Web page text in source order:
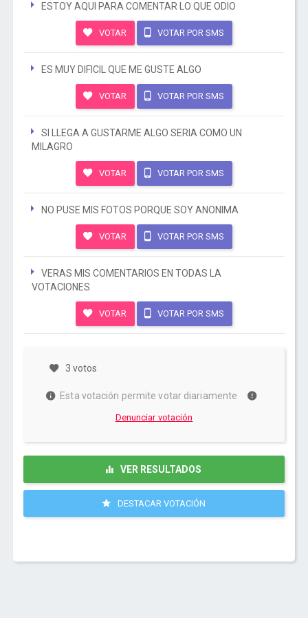
ESTOY AQUI PARA COMENTAR LO QUE ODIO
VOTAR VOTAR POR SMS
ES MUY DIFICIL QUE ME GUSTE ALGO
VOTAR VOTAR POR SMS
SI LLEGA A GUSTARME ALGO SERIA COMO UN
MILAGRO
VOTAR VOTAR POR SMS
NO PUSE MIS FOTOS PORQUE SOY ANONIMA
VOTAR VOTAR POR SMS
VERAS MIS COMENTARIOS EN TODAS LA
VOTACIONES
VOTAR VOTAR POR SMS
3 votos
Esta votación permite votar diariamente
Denunciar votación
VER RESULTADOS
DESTACAR VOTACIÓN